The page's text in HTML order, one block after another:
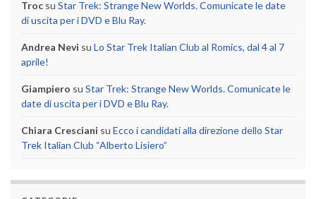
Troc su Star Trek: Strange New Worlds. Comunicate le date
di uscita per i DVD e Blu Ray.
Andrea Nevi su Lo Star Trek Italian Club al Romics, dal 4 al 7
aprile!
Giampiero su Star Trek: Strange New Worlds. Comunicate le
date di uscita per i DVD e Blu Ray.
Chiara Cresciani su Ecco i candidati alla direzione dello Star
Trek Italian Club “Alberto Lisiero”